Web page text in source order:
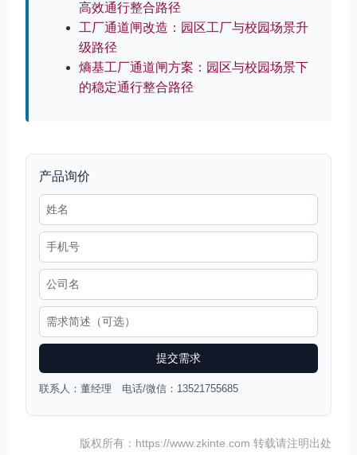
高效通行整合路径
工厂通道闸改造：园区工厂与校园场景升
级路径
熵基工厂通道闸方案：园区与校园场景下
的稳定通行整合路径
产品询价
提交需求
联系人：董经理 电话/微信：13521755685
版权所有：https://www.zkinte.com 转载请注明出处